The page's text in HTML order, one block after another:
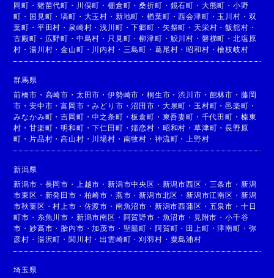
岡町 ・ 猪苗代町 ・ 川俣町 ・棚倉町 ・桑折町 ・ 鏡石町 ・ 大熊町 ・ 小野
町 ・ 国見町 ・塙町 ・ 大玉村 ・ 新地町 ・楢葉町 ・西会津町 ・ 玉川村 ・ 双
葉町 ・ 平田村 ・ 泉崎村 ・浅川町 ・下郷町 ・ 矢祭町 ・ 天栄村 ・飯舘村 ・
古殿町 ・ 広野町 ・ 中島村 ・ 只見町 ・柳津町 ・ 鮫川村 ・ 磐梯町 ・ 北塩原
村 ・湯川村 ・金山町 ・ 川内村 ・ 三島町 ・ 葛尾村 ・昭和村 ・檜枝岐村
群馬県
前橋市 ・ 高崎市 ・ 太田市 ・伊勢崎市 ・桐生市 ・渋川市 ・ 館林市 ・ 藤岡
市 ・安中市 ・富岡市 ・みどり市 ・沼田市 ・ 大泉町 ・ 玉村町 ・邑楽町 ・
みなかみ町 ・吉岡町 ・中之条町 ・板倉町 ・ 東吾妻町 ・ 千代田町 ・ 榛東
村 ・甘楽町 ・明和町 ・下仁田町 ・嬬恋村 ・ 昭和村 ・ 草津町 ・長野原
町 ・ 片品村 ・高山村 ・ 川場村 ・ 南牧村 ・ 神流町 ・ 上野村
新潟県
新潟市 ・ 長岡市 ・ 上越市 ・新潟市中央区 ・ 新潟市西区 ・ 三条市 ・ 新潟
市東区 ・ 新発田市 ・ 柏崎市 ・ 燕市 ・新潟市北区 ・新潟市江南区 ・ 新潟
市秋葉区 ・村上市 ・ 佐渡市 ・ 南魚沼市 ・ 新潟市西蒲区 ・ 五泉市 ・ 十日
町市 ・ 糸魚川市 ・ 新潟市南区 ・ 阿賀野市 ・ 魚沼市 ・ 見附市 ・小千谷
市 ・妙高市 ・ 胎内市 ・加茂市 ・ 聖籠町 ・ 阿賀町 ・ 田上町 ・津南町 ・ 弥
彦村 ・ 湯沢町 ・関川村 ・出雲崎町 ・刈羽村 ・ 粟島浦村
埼玉県